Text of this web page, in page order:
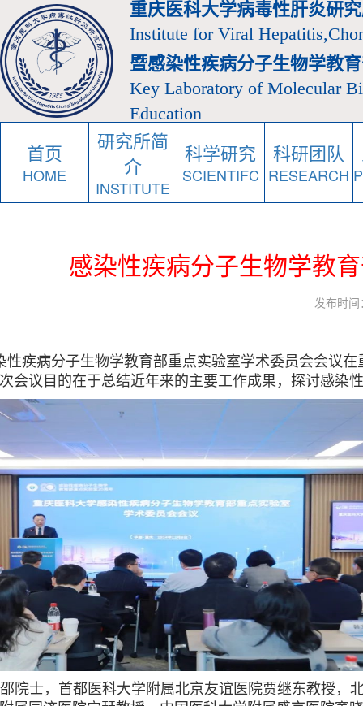
重庆医科大学病毒性肝炎研
Institute for Viral
暨感染性疾病分子生物学教
Key Laboratory of Molecular
Education
首页
HOME
研究所简
介
INSTITUTE
科学研究
SCIENTIFC
科研团队
RESEARCH
感染性疾病分子生物学教
发布时
性疾病分子生物学教育部重点实验室学术委员会会议
会议目的在于总结近年来的主要工作成果，探讨感染
院士，首都医科大学附属北京友谊医院贾继东教授